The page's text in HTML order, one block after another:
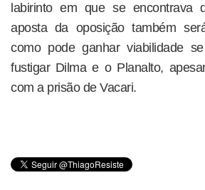
labirinto em que se encontrava
aposta da oposição também
como pode ganhar viabilidade
fustigar Dilma e o Planalto,
com a prisão de Vacari.